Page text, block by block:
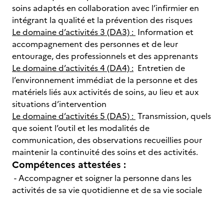
soins adaptés en collaboration avec l’infirmier en
intégrant la qualité et la prévention des risques
Le domaine d’activités 3 (DA3) : Information et
accompagnement des personnes et de leur
entourage, des professionnels et des apprenants
Le domaine d’activités 4 (DA4) : Entretien de
l’environnement immédiat de la personne et des
matériels liés aux activités de soins, au lieu et aux
situations d’intervention
Le domaine d’activités 5 (DA5) : Transmission, quels
que soient l’outil et les modalités de
communication, des observations recueillies pour
maintenir la continuité des soins et des activités.
Compétences attestées :
- Accompagner et soigner la personne dans les
activités de sa vie quotidienne et de sa vie sociale